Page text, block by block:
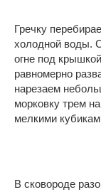
Гречку
холодной воды.
огне под
равномерно
нарезаем
морковку трем
мелкими
В сковороде